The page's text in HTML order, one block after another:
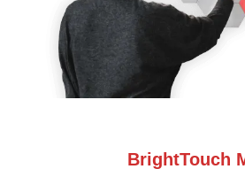
BrightTouch